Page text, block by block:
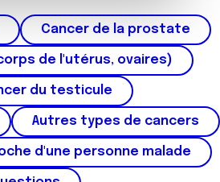
Cancer de la prostate
de l'utérus, ovaires)
du testicule
Autres types de cancers
d'une personne malade